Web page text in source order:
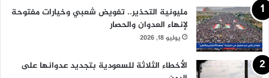
مليونية التحذير.. تفويض شعبي وخيارات مفتوحة
لإنهاء العدوان والحصار
يوليو 18, 2026
الأخطاء الثلاثة للسعودية بتجديد عدوانها على